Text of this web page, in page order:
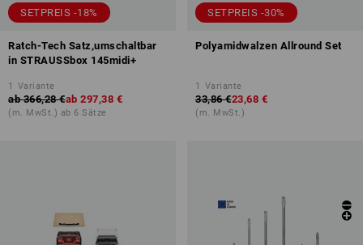
SETPREIS -18%
Ratch-Tech Satz,umschaltbar
in STRAUSSbox 145midi+
1 Variante
ab 366,28 €ab 297,38 €
(m. MwSt.) ab 6 Sätze
SETPREIS -30%
Polyamidwalzen Allround Set
1 Variante
33,86 €23,68 €
(m. MwSt.)